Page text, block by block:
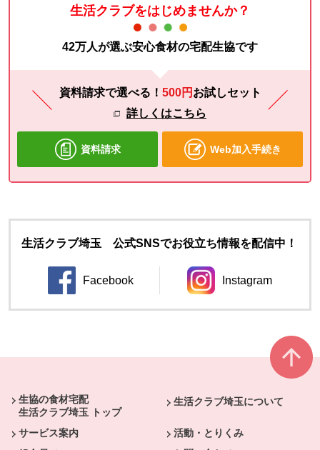
生活クラブをはじめませんか？
42万人が選ぶ安心食材の宅配生協です
資料請求で選べる！ 500円 お試しセット
詳しくはこちら
資料請求 Web加入手続き
生活クラブ埼玉 公式SNSでお役立ち情報を配信中！
Facebook
別のウィンドウで開きます。
Instagram
別のウィンドウ
生協の食材宅配
生活クラブ埼玉 トップ
生活クラブ埼玉について
サービス案内
活動・とりくみ